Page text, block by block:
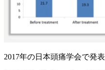
2017年の日本頭痛学会で発表